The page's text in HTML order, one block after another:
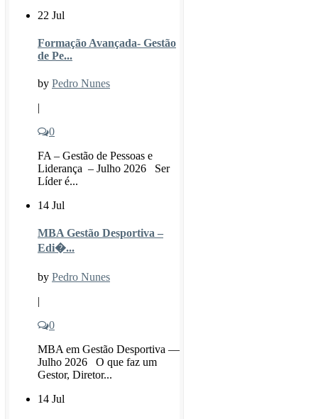
22 Jul
Formação Avançada- Gestão
de Pe...
by Pedro Nunes
|
0
FA – Gestão de Pessoas e
Liderança – Julho 2026 Ser
Líder é...
14 Jul
MBA Gestão Desportiva –
Edi�...
by Pedro Nunes
|
0
MBA em Gestão Desportiva —
Julho 2026 O que faz um
Gestor, Diretor...
14 Jul